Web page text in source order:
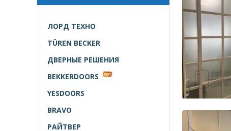
ЛОРД ТЕХНО
TÜREN BECKER
ДВЕРНЫЕ РЕШЕНИЯ
BEKKERDOORS
YESDOORS
BRAVO
РАЙТВЕР